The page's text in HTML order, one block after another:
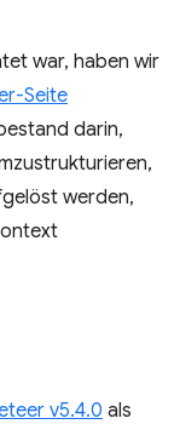
war, haben wir
Seite
darin,
werden,
v5.4.0 als